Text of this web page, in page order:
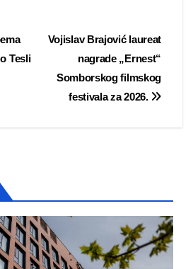
Vojislav Brajović laureat
nagrade „Ernest“
Somborskog filmskog
festivala za 2026.
Tesli